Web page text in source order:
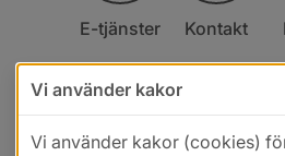
E-tjänster Kontakt
Vi använder kakor
Vi använder kakor (cookies)